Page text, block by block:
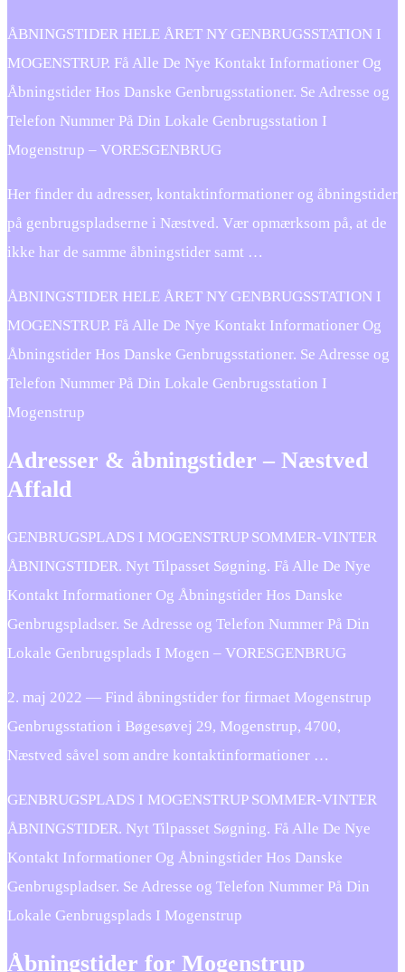
ÅBNINGSTIDER HELE ÅRET NY GENBRUGSSTATION I
MOGENSTRUP. Få Alle De Nye Kontakt Informationer Og
Åbningstider Hos Danske Genbrugsstationer. Se Adresse og
Telefon Nummer På Din Lokale Genbrugsstation I
Mogenstrup – VORESGENBRUG
Her finder du adresser, kontaktinformationer og åbningstider
på genbrugspladserne i Næstved. Vær opmærksom på, at de
ikke har de samme åbningstider samt …
ÅBNINGSTIDER HELE ÅRET NY GENBRUGSSTATION I
MOGENSTRUP. Få Alle De Nye Kontakt Informationer Og
Åbningstider Hos Danske Genbrugsstationer. Se Adresse og
Telefon Nummer På Din Lokale Genbrugsstation I
Mogenstrup
Adresser & åbningstider – Næstved
Affald
GENBRUGSPLADS I MOGENSTRUP SOMMER-VINTER
ÅBNINGSTIDER. Nyt Tilpasset Søgning. Få Alle De Nye
Kontakt Informationer Og Åbningstider Hos Danske
Genbrugspladser. Se Adresse og Telefon Nummer På Din
Lokale Genbrugsplads I Mogen – VORESGENBRUG
2. maj 2022 — Find åbningstider for firmaet Mogenstrup
Genbrugsstation i Bøgesøvej 29, Mogenstrup, 4700,
Næstved såvel som andre kontaktinformationer …
GENBRUGSPLADS I MOGENSTRUP SOMMER-VINTER
ÅBNINGSTIDER. Nyt Tilpasset Søgning. Få Alle De Nye
Kontakt Informationer Og Åbningstider Hos Danske
Genbrugspladser. Se Adresse og Telefon Nummer På Din
Lokale Genbrugsplads I Mogenstrup
Åbningstider for Mogenstrup